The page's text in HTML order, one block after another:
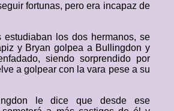
fortunas, pero era incapaz de
estudiaban los dos hermanos, se
y Bryan golpea a Bullingdon y
siendo sorprendido por
a golpear con la vara pese a su
le dice que desde ese